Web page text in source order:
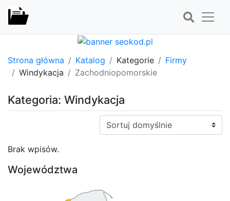
Strona główna Katalog Kategorie
Firmy
Windykacja
Zachodniopomorskie
Kategoria: Windykacja
Sortuj:
Brak wpisów.
Województwa